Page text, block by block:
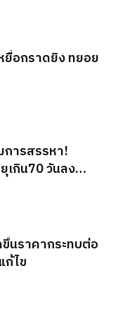
อกราดยิง ทยอย
การสรรหา!
เกิน70 วันลง
นราคากระทบต่อ
ก้ไข